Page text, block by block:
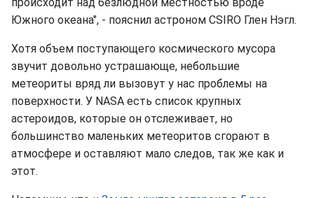
Южного океана", - пояснил астроном CSIRO Глен Нэгл.
Хотя объем поступающего космического мусора
звучит довольно устрашающе, небольшие
метеориты вряд ли вызовут у нас проблемы на
поверхности. У NASA есть список крупных
астероидов, которые он отслеживает, но
большинство маленьких метеоритов сгорают в
атмосфере и оставляют мало следов, так же как и
этот.